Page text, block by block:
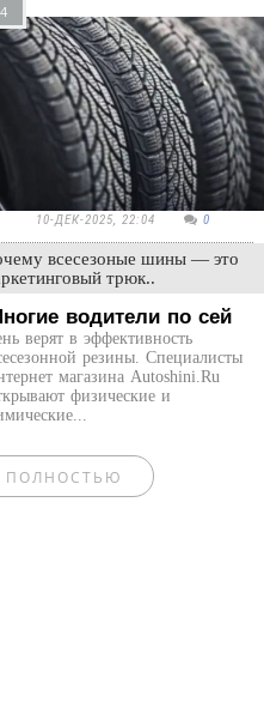
10-ДЕК-2025, 22:04 0
всесезоные шины — это
трюк..
водители по сей
верят в эффективность
резины. Специалисты
магазина Autoshini.Ru
физические и
ПОЛНОСТЬЮ